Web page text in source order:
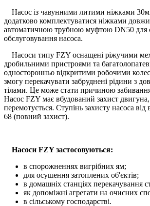
Насос із чавунними литими ніжками
додатково комплектуватися ніжками
автоматичною трубною муфтою DN50 для
обслуговування насоса.
Насоси типу FZY оснащені ріжучими
дробильними пристроями та
односторонньо відкритими робочими
змогу перекачувати забруднені рідини з
тілами. Це може стати причиною забивання
Насос FZY має вбудований захист
перемотується. Ступінь захисту насоса
68 (повний захист).
Насоси FZY застосовуються:
в спорожненнях вигрібних ям;
для осушення затоплених об'єктів;
в домашніх станціях перекачування
як допоміжні агрегати на очисних
в сільському господарстві.